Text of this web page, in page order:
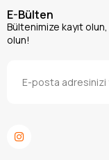
E-Bülten
Bültenimize kayıt
olun!